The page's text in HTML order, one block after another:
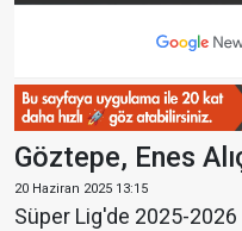
Göztepe, Enes
20 Haziran 2025 13:15
Süper Lig'de 2025-